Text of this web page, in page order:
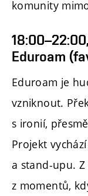
komunity
Eduroam
Eduroam je
vzniknout.
s ironií,
Projekt
a stand-upu.
z momentů,